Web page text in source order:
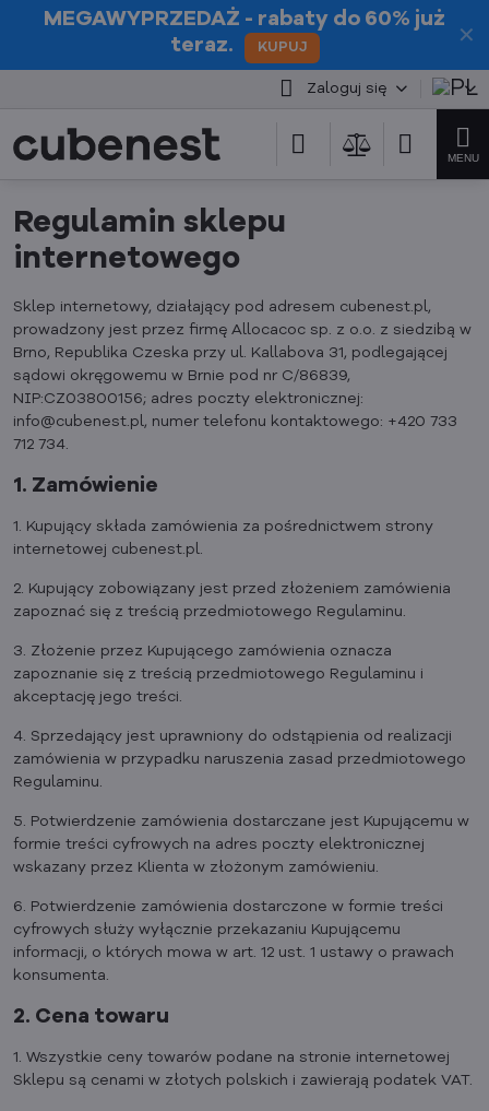
✕
MEGAWYPRZEDAŻ - rabaty do 60% już
teraz.
KUPUJ
Zaloguj się
Regulamin sklepu
internetowego
Sklep internetowy, działający pod adresem cubenest.pl,
prowadzony jest przez firmę Allocacoc sp. z o.o. z siedzibą w
Brno, Republika Czeska przy ul. Kallabova 31, podlegającej
sądowi okręgowemu w Brnie pod nr C/86839,
NIP:CZ03800156; adres poczty elektronicznej:
info@cubenest.pl, numer telefonu kontaktowego: +420 733
712 734.
1. Zamówienie
1. Kupujący składa zamówienia za pośrednictwem strony
internetowej cubenest.pl.
2. Kupujący zobowiązany jest przed złożeniem zamówienia
zapoznać się z treścią przedmiotowego Regulaminu.
3. Złożenie przez Kupującego zamówienia oznacza
zapoznanie się z treścią przedmiotowego Regulaminu i
akceptację jego treści.
4. Sprzedający jest uprawniony do odstąpienia od realizacji
zamówienia w przypadku naruszenia zasad przedmiotowego
Regulaminu.
5. Potwierdzenie zamówienia dostarczane jest Kupującemu w
formie treści cyfrowych na adres poczty elektronicznej
wskazany przez Klienta w złożonym zamówieniu.
6. Potwierdzenie zamówienia dostarczone w formie treści
cyfrowych służy wyłącznie przekazaniu Kupującemu
informacji, o których mowa w art. 12 ust. 1 ustawy o prawach
konsumenta.
2. Cena towaru
1. Wszystkie ceny towarów podane na stronie internetowej
Sklepu są cenami w złotych polskich i zawierają podatek VAT.